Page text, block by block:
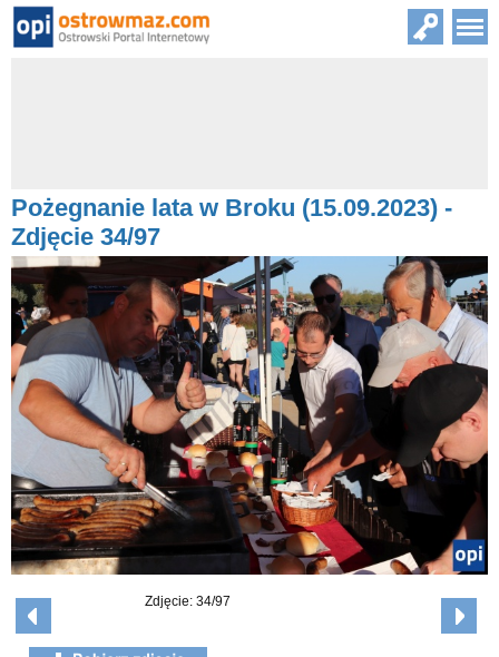
Pożegnanie lata w Broku (15.09.2023) -
Zdjęcie 34/97
Zdjęcie: 34/97